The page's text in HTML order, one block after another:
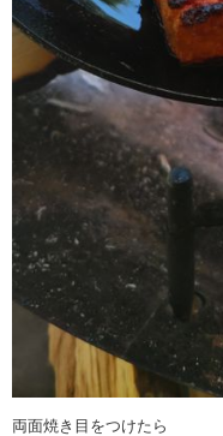
両面焼き目をつけたら